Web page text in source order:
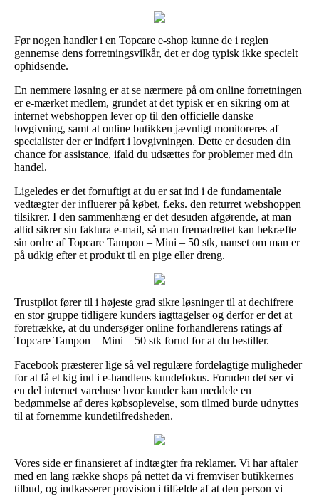
Før nogen handler i en Topcare e-shop kunne de i reglen
gennemse dens forretningsvilkår, det er dog typisk ikke specielt
ophidsende.
En nemmere løsning er at se nærmere på om online forretningen
er e-mærket medlem, grundet at det typisk er en sikring om at
internet webshoppen lever op til den officielle danske
lovgivning, samt at online butikken jævnligt monitoreres af
specialister der er indført i lovgivningen. Dette er desuden din
chance for assistance, ifald du udsættes for problemer med din
handel.
Ligeledes er det fornuftigt at du er sat ind i de fundamentale
vedtægter der influerer på købet, f.eks. den returret webshoppen
tilsikrer. I den sammenhæng er det desuden afgørende, at man
altid sikrer sin faktura e-mail, så man fremadrettet kan bekræfte
sin ordre af Topcare Tampon – Mini – 50 stk, uanset om man er
på udkig efter et produkt til en pige eller dreng.
Trustpilot fører til i højeste grad sikre løsninger til at dechifrere
en stor gruppe tidligere kunders iagttagelser og derfor er det at
foretrække, at du undersøger online forhandlerens ratings af
Topcare Tampon – Mini – 50 stk forud for at du bestiller.
Facebook præsterer lige så vel regulære fordelagtige muligheder
for at få et kig ind i e-handlens kundefokus. Foruden det ser vi
en del internet varehuse hvor kunder kan meddele en
bedømmelse af deres købsoplevelse, som tilmed burde udnyttes
til at fornemme kundetilfredsheden.
Vores side er finansieret af indtægter fra reklamer. Vi har aftaler
med en lang række shops på nettet da vi fremviser butikkernes
tilbud, og indkasserer provision i tilfælde af at den person vi